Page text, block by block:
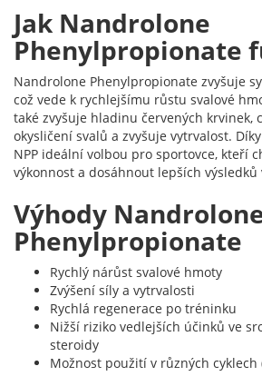
Jak Nandrolone
Phenylpropionate
Nandrolone Phenylpropionate zvyšuje
což vede k rychlejšímu růstu svalové
také zvyšuje hladinu červených krvinek,
okysličení svalů a zvyšuje vytrvalost.
NPP ideální volbou pro sportovce, kteří
výkonnost a dosáhnout lepších
Výhody
Phenylpropionate
Rychlý nárůst svalové hmoty
Zvýšení síly a vytrvalosti
Rychlá regenerace po tréninku
Nižší riziko vedlejších účinků ve
steroidy
Možnost použití v různých